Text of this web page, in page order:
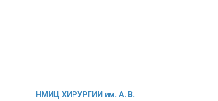
НМИЦ ХИРУРГИИ им. А. В.